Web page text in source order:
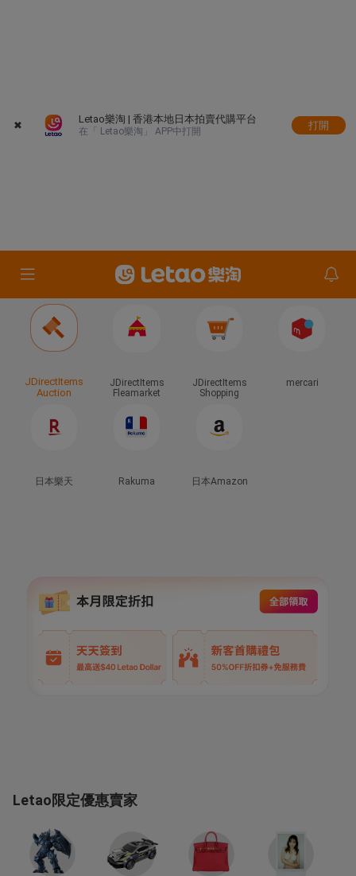
✖
Letao樂淘 | 香港本地日本拍賣代購平台
在「 Letao樂淘」 APP中打開
打開
JDirectItems
Auction
JDirectItems
Fleamarket
JDirectItems
Shopping
mercari
日本樂天 Rakuma 日本Amazon
Letao限定優惠賣家